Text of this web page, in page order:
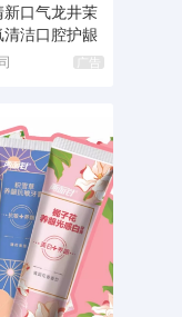
口气龙井茉
清洁口腔护龈
广告